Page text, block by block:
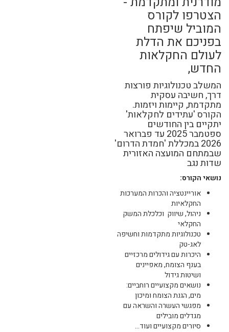
הצטרפו לקורס
המוביל שיפתח
בפניכם את הדלת
לעולם החקלאות
החדש,
המשלב טכנולוגיות פורצות
דרך, חשיבה עסקית
מתקדמת, קיימות ויזמות.
הקורס 'עתידים לחקלאות'
יתקיים בין החודשים
ספטמבר 2025 עד פברואר
2026 במכללת 'חמדת הדרום'
שבמתחם המועצה האזורית
שדות נגב
נושאי הקורס:
אוריינטציה והכרות המערכות
החקלאיות
ניהול, שיווק וכלכלת המשק
החקלאי
טכנולוגיות מתקדמות וחשיפה
לאג-טק
היכרות עם גידולים מרכזיים
בענף הצומח, מאפיינים
ושיטות גידול
נושאים מקצועיים רוחביים:
מים, הגנת הצומח ומיכון
מפגשי העשרה והשראה עם
מגדלים מובילים
סיורים מקצועיים ועוד...